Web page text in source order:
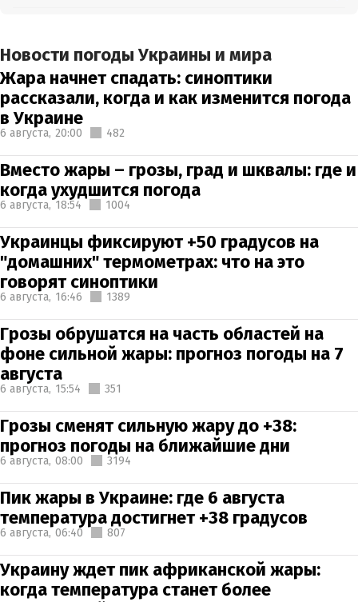
Новости погоды Украины и мира
Жара начнет спадать: синоптики
рассказали, когда и как изменится погода
в Украине
6 августа, 20:00 482
Вместо жары – грозы, град и шквалы: где и
когда ухудшится погода
6 августа, 18:54 1004
Украинцы фиксируют +50 градусов на
"домашних" термометрах: что на это
говорят синоптики
6 августа, 16:46 1389
Грозы обрушатся на часть областей на
фоне сильной жары: прогноз погоды на 7
августа
6 августа, 15:54 351
Грозы сменят сильную жару до +38:
прогноз погоды на ближайшие дни
6 августа, 08:00 3194
Пик жары в Украине: где 6 августа
температура достигнет +38 градусов
6 августа, 06:40 807
Украину ждет пик африканской жары:
когда температура станет более